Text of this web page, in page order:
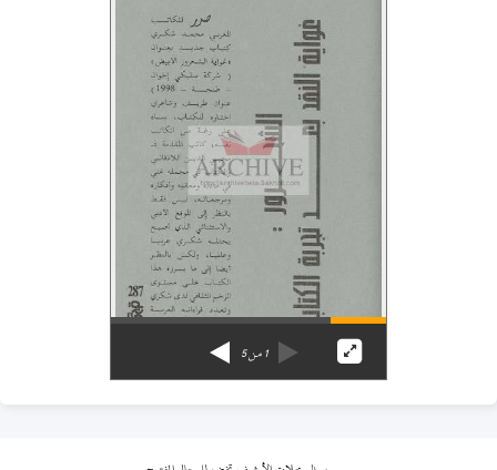
1من5